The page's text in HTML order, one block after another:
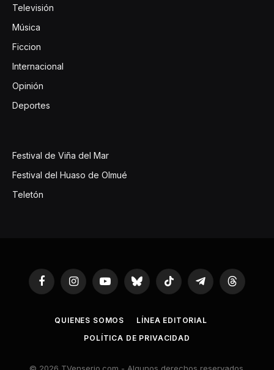
Televisión
Música
Ficcion
Internacional
Opinión
Deportes
Festival de Viña del Mar
Festival del Huaso de Olmué
Teletón
FacebookInstagramYouTubeBluesky TikTok TelegramThreads
QUIENES SOMOS
LÍNEA EDITORIAL
POLÍTICA DE PRIVACIDAD